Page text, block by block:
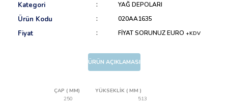
Kategori YAĞ DEPOLARI
Ürün Kodu 020AA1635
Fiyat FİYAT SORUNUZ EURO +KDV
ÜRÜN AÇIKLAMASI
ÇAP ( MM)
YÜKSEKLİK ( MM )
250
513